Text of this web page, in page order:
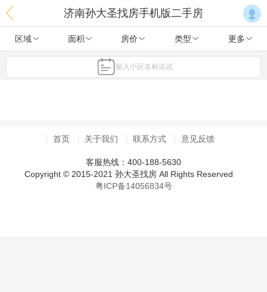
济南孙大圣找房手机版二手房
区域 面积 房价 类型 更多
输入小区名称试试
首页 关于我们 联系方式 意见反馈
客服热线：400-188-5630
Copyright © 2015-2021 孙大圣找房 All Rights Reserved
粤ICP备14056834号